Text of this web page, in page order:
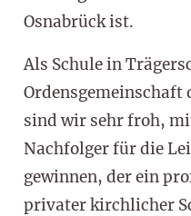
Osnabrück ist.
Als Schule in
sind wir sehr froh,
Nachfolger für die
gewinnen, der ein
privater kirchlicher